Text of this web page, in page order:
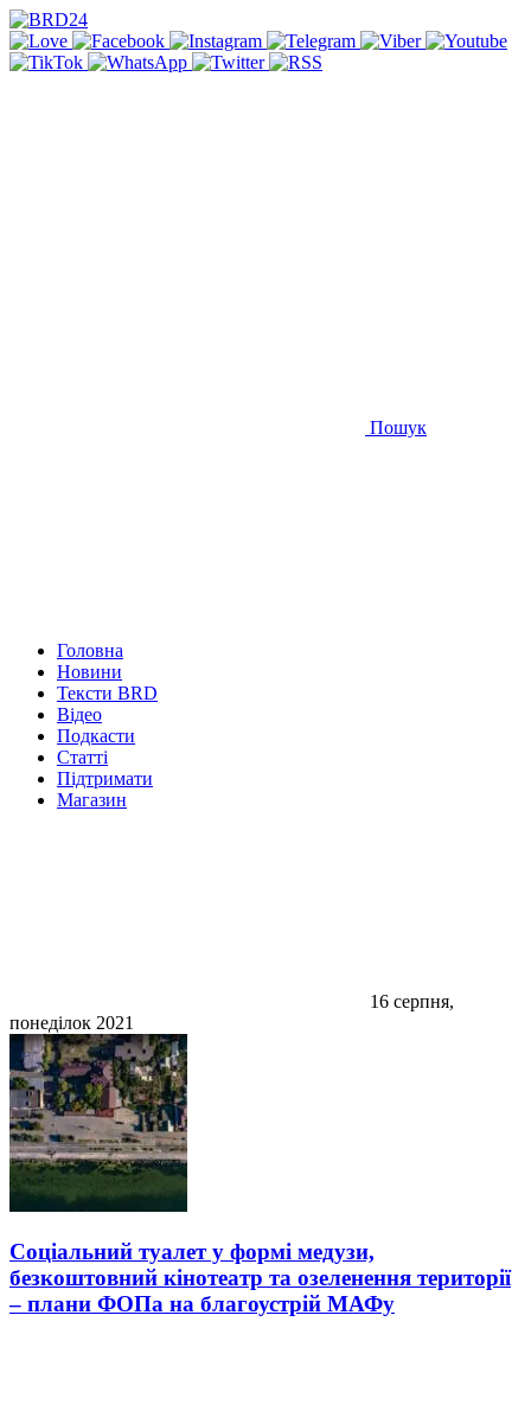
Пошук
Головна
Новини
Тексти BRD
Відео
Подкасти
Статті
Підтримати
Магазин
16 серпня,
понеділок 2021
Соціальний туалет у формі медузи,
безкоштовний кінотеатр та озеленення території
– плани ФОПа на благоустрій МАФу